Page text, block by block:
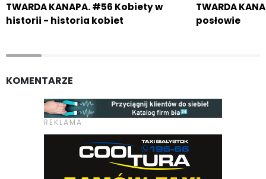
TWARDA KANAPA. #56 Kobiety w
historii - historia kobiet
TWARDA
posłowie
KOMENTARZE